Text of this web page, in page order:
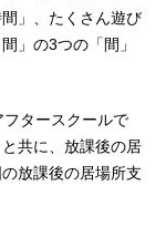
」、たくさん遊び
」の3つの「間」
タースクールで
共に、放課後の居
放課後の居場所支